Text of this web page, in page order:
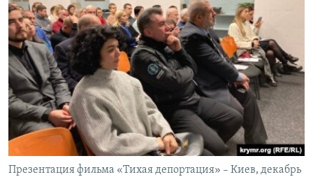
Презентация фильма «Тихая депортация» – Киев, декабрь